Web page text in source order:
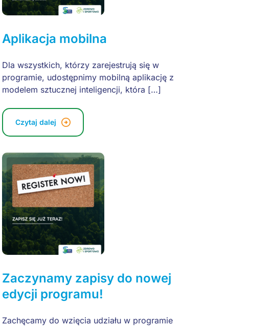
Aplikacja mobilna
Dla wszystkich, którzy zarejestrują się w
programie, udostępnimy mobilną aplikację z
modelem sztucznej inteligencji, która […]
Czytaj dalej
Zaczynamy zapisy do nowej
edycji programu!
Zachęcamy do wzięcia udziału w programie